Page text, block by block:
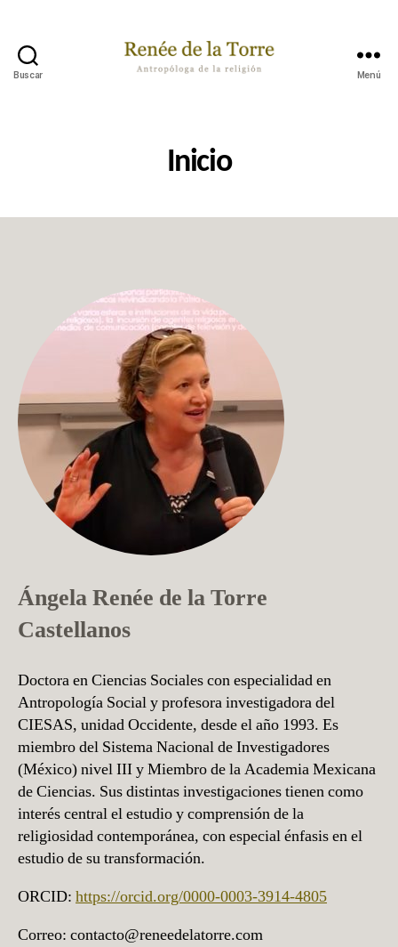
Buscar
Torre
Menú
Inicio
Ángela Renée de la Torre
Castellanos
Doctora en Ciencias Sociales con especialidad en
Antropología Social y profesora investigadora del
CIESAS, unidad Occidente, desde el año 1993. Es
miembro del Sistema Nacional de Investigadores
(México) nivel III y Miembro de la Academia Mexicana
de Ciencias. Sus distintas investigaciones tienen como
interés central el estudio y comprensión de la
religiosidad contemporánea, con especial énfasis en el
estudio de su transformación.
ORCID: https://orcid.org/0000-0003-3914-4805
Correo: contacto@reneedelatorre.com